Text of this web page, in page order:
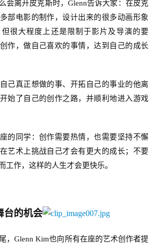
会离开皮克斯时，Glenn告诉大家：在皮克
部电影的制作，设计出来的很多动画形象
很大程度上还是限制于影片及导演的要
作，做自己喜欢的事情，达到自己的成长
己真正想做的事、开拓自己的事业的他离
始了自己的创作之路，并顺利地进入游戏
的同学：创作需要热情，也需要坚持不懈
艺术上挑战自己才会有更大的成长；不要
工作，这样的人生才会更快乐。
台的机会
，Glenn Kim也向所有在座的艺术创作者提